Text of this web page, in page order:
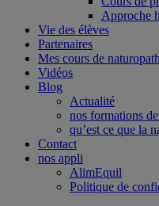
Approche
Vie des élèves
Partenaires
Mes cours de
Vidéos
Blog
Actualité
nos formations
qu’est ce que la
Contact
nos appli
AlimEquil
Politique de